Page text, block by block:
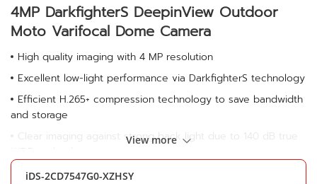
4MP DarkfighterS DeepinView Outdoor
Moto Varifocal Dome Camera
High quality imaging with 4 MP resolution
Excellent low-light performance via DarkfighterS technology
Efficient H.265+ compression technology to save bandwidth
and storage
Clear imaging against strong back light due to 140 dB true
5 streams to meet a wide variety of applications
View more
iDS-2CD7547G0-XZHSY